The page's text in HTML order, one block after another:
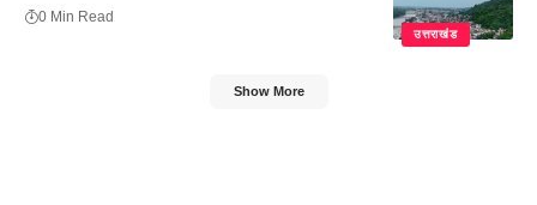
उत्तराखंड
0 Min Read
Show More